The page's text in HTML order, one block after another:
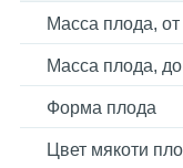
Масса плода, от
Масса плода, до
Форма плода
Цвет мякоти